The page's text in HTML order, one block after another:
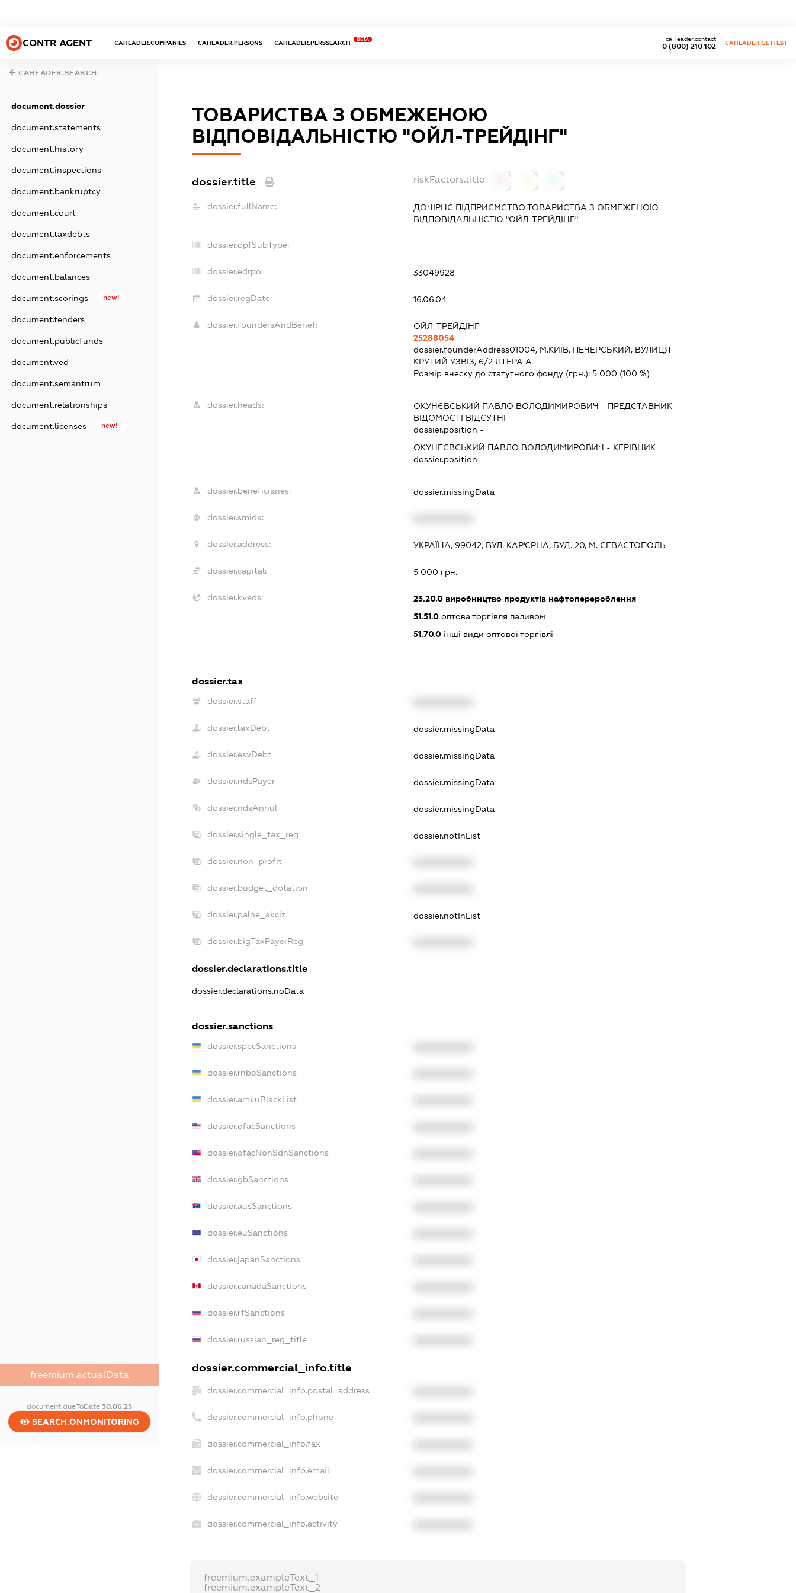
CONTR AGENT CAHEADER.COMPANIES CAHEADER.PERSONS CAHEADER.PERSSEARCH
BETA
0 (800) 210 102
caHeader.contact
CAHEADER.GETTEST
CAHEADER.SEARCH
document.dossier
document.statements
document.history
document.inspections
document.bankruptcy
document.court
document.taxdebts
document.enforcements
document.balances
document.scorings new!
document.tenders
document.publicfunds
document.ved
document.semantrum
document.relationships
document.licenses new!
freemium.actualData
document.dueToDate30.06.25
SEARCH.ONMONITORING
ТОВАРИСТВА З ОБМЕЖЕНОЮ
ВІДПОВІДАЛЬНІСТЮ "ОЙЛ-ТРЕЙДІНГ"
dossier.title riskFactors.title
dossier.fullName:
ДОЧІРНЄ ПІДПРИЄМСТВО ТОВАРИСТВА З ОБМЕЖЕНОЮ
ВІДПОВІДАЛЬНІСТЮ "ОЙЛ-ТРЕЙДІНГ"
dossier.opfSubType: -
dossier.edrpo: 33049928
dossier.regDate: 16.06.04
dossier.foundersAndBenef:
ОЙЛ-ТРЕЙДІНГ
25288054
dossier.founderAddress01004, М.КИЇВ, ПЕЧЕРСЬКИЙ, ВУЛИЦЯ
КРУТИЙ УЗВІЗ, 6/2 ЛТЕРА А
Розмір внеску до статутного фонду (грн.): 5 000 (100 %)
dossier.heads: ОКУНЄВСЬКИЙ ПАВЛО ВОЛОДИМИРОВИЧ - ПРЕДСТАВНИК
ВІДОМОСТІ ВІДСУТНІ
dossier.position -
ОКУНЕЄВСЬКИЙ ПАВЛО ВОЛОДИМИРОВИЧ - КЕРІВНИК
dossier.position -
dossier.beneficiaries: dossier.missingData
dossier.smida:
dossier.address: УКРАЇНА, 99042, ВУЛ. КАР'ЄРНА, БУД. 20, М. СЕВАСТОПОЛЬ
dossier.capital: 5 000 грн.
dossier.kveds: 23.20.0виробництво продуктів нафтоперероблення
51.51.0оптова торгівля паливом
51.70.0інші види оптової торгівлі
dossier.tax
dossier.staff
dossier.taxDebt dossier.missingData
dossier.esvDebt dossier.missingData
dossier.ndsPayer dossier.missingData
dossier.ndsAnnul dossier.missingData
dossier.single_tax_reg dossier.notInList
dossier.non_profit
dossier.budget_dotation
dossier.palne_akciz dossier.notInList
dossier.bigTaxPayerReg
dossier.declarations.title
dossier.declarations.noData
dossier.sanctions
dossier.specSanctions
dossier.rnboSanctions
dossier.amkuBlackList
dossier.ofacSanctions
dossier.ofacNonSdnSanctions
dossier.gbSanctions
dossier.ausSanctions
dossier.euSanctions
dossier.japanSanctions
dossier.canadaSanctions
dossier.rfSanctions
dossier.russian_reg_title
dossier.commercial_info.title
dossier.commercial_info.postal_address
dossier.commercial_info.phone
dossier.commercial_info.fax
dossier.commercial_info.email
dossier.commercial_info.website
dossier.commercial_info.activity
freemium.exampleText_1
freemium.exampleText_2